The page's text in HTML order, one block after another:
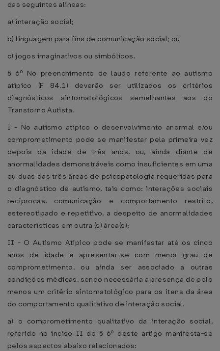
das seguintes alíneas:
a) interação social;
b) linguagem para fins de comunicação social; ou
c) jogos imaginativos ou simbólicos.
§ 6º No preenchimento de laudo referente ao autismo
atípico (F 84.1) deverão ser utilizados os critérios
diagnósticos sintomatológicos semelhantes aos do
Transtorno Autista.
I - No autismo atípico o desenvolvimento anormal e/ou
comprometimento pode se manifestar pela primeira vez
depois da idade de três anos, ou, ainda diante de
anormalidades demonstráveis como insuficientes em uma
ou duas das três áreas de psicopatologia requeridas para
o diagnóstico de autismo, tais como: interações sociais
recíprocas, comunicação e comportamento restrito,
estereotipado e repetitivo, a despeito de anormalidades
características em outra (s) área(s);
II - O Autismo Atípico pode se manifestar até os cinco
anos de idade e apresentar-se com menor grau de
comprometimento, ou ainda ser associado a outras
condições médicas, sendo necessária a presença de pelo
menos um critério sintomatológico para os itens da área
do comportamento qualitativo de interação social.
a) o comprometimento qualitativo da interação social,
referido no inciso II do § 6º deste artigo manifesta-se
pelos aspectos abaixo relacionados: